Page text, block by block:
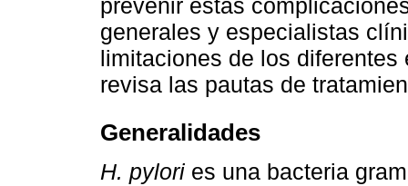
prevenir estas
generales y especialistas
limitaciones de los
revisa las pautas de
Generalidades
H. pylori es una bacteria